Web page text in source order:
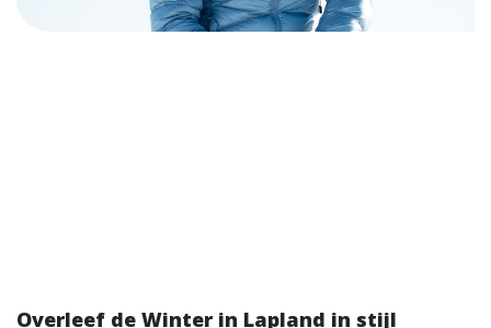
Overleef de Winter in Lapland in stijl